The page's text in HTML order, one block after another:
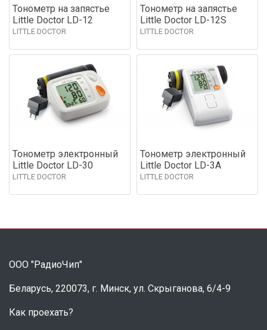
Тонометр на запястье
Little Doctor LD-12
LITTLE DOCTOR
Тонометр на запястье
Little Doctor LD-12S
LITTLE DOCTOR
Тонометр электронный
Little Doctor LD-30
LITTLE DOCTOR
Тонометр электронный
Little Doctor LD-3A
LITTLE DOCTOR
ООО "РадиоЧип"
Беларусь, 220073, г. Минск, ул. Скрыганова, 6/4-9
Как проехать?